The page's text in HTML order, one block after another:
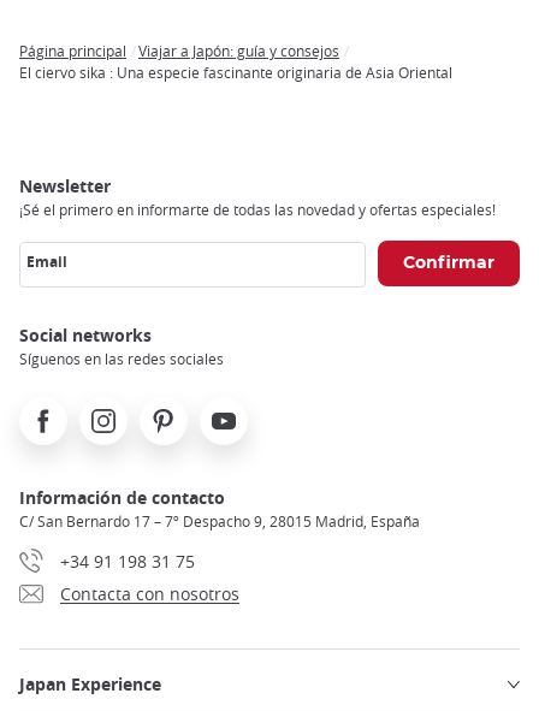
Breadcrumb
Página principal
Viajar a Japón: guía y consejos
El ciervo sika : Una especie fascinante originaria de Asia Oriental
Newsletter
¡Sé el primero en informarte de todas las novedad y ofertas especiales!
Email
Social networks
Síguenos en las redes sociales
FacebookInstagramPinterest Youtube
Información de contacto
C/ San Bernardo 17 – 7º Despacho 9, 28015 Madrid, España
+34 91 198 31 75
Contacta con nosotros
Japan Experience